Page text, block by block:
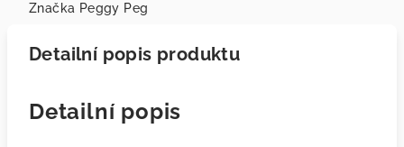
Značka Peggy Peg
Detailní popis produktu
Detailní popis